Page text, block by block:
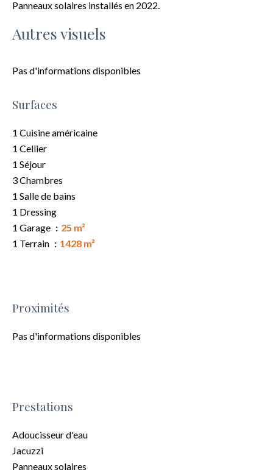
Panneaux solaires installés en 2022.
Autres visuels
Pas d'informations disponibles
Surfaces
1 Cuisine américaine
1 Cellier
1 Séjour
3 Chambres
1 Salle de bains
1 Dressing
1 Garage
25 m²
1 Terrain
1428 m²
Proximités
Pas d'informations disponibles
Prestations
Adoucisseur d'eau
Jacuzzi
Panneaux solaires